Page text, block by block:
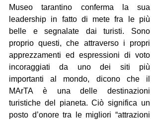
Museo tarantino conferma la sua
leadership in fatto di mete fra le più
belle e segnalate dai turisti. Sono
proprio questi, che attraverso i propri
apprezzamenti ed espressioni di voto
incoraggiati da uno dei siti più
importanti al mondo, dicono che il
MArTA è una delle destinazioni
turistiche del pianeta. Ciò significa un
posto d’onore tra le migliori “attrazioni